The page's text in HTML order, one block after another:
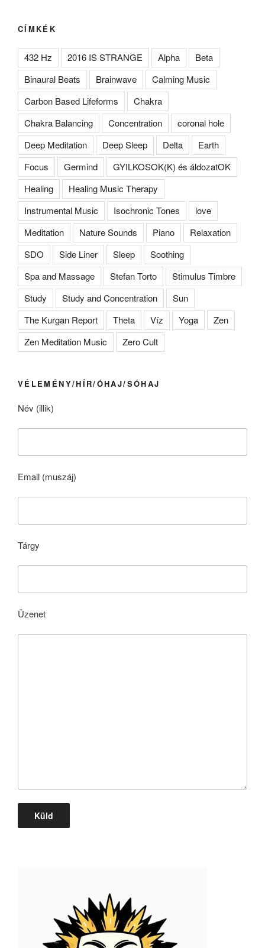
CÍMKÉK
432 Hz 2016 IS STRANGE Alpha
Beta
Binaural Beats
Brainwave
Calming Music
Carbon Based Lifeforms
Chakra
Chakra Balancing
Concentration
coronal hole
Deep Meditation
Deep Sleep Delta
Earth
Focus
Germind
GYILKOSOK(K) és áldozatOK
Healing
Healing Music Therapy
Instrumental Music
Isochronic Tones
love
Meditation
Nature Sounds Piano
Relaxation
SDO
Side Liner Sleep
Soothing
Spa and Massage
Stefan Torto
Stimulus Timbre
Study
Study and Concentration
Sun
The Kurgan Report
Theta Víz Yoga
Zen
Zen Meditation Music
Zero Cult
VÉLEMÉNY/HÍR/ÓHAJ/SÓHAJ
Név (illik)
Email (muszáj)
Tárgy
Üzenet